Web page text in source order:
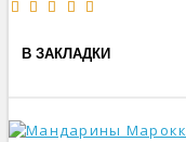
В ЗАКЛАДКИ